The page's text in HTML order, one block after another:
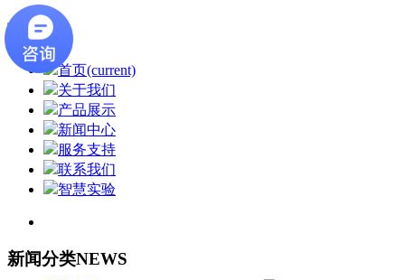
首页(current)
关于我们
产品展示
新闻中心
服务支持
联系我们
智慧实验
新闻分类NEWS